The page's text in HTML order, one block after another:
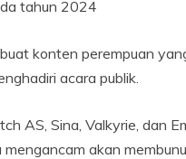
tahun 2024
konten perempuan
acara publik.
AS, Sina, Valkyrie, dan
akan